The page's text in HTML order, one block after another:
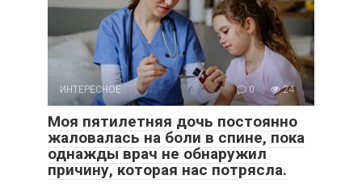
ИНТЕРЕСНОЕ 0 24
Моя пятилетняя дочь постоянно
жаловалась на боли в спине, пока
однажды врач не обнаружил
причину, которая нас потрясла.